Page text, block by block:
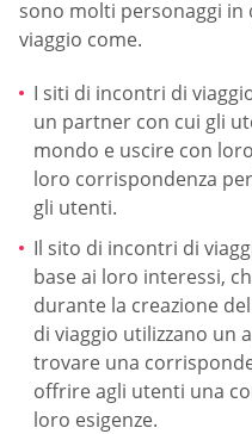
sono molti personaggi
viaggio come.
I siti di incontri di
un partner con cui gli
mondo e uscire con
loro corrispondenza
gli utenti.
Il sito di incontri di
base ai loro interessi,
durante la creazione
di viaggio utilizzano un
trovare una
offrire agli utenti una
loro esigenze.